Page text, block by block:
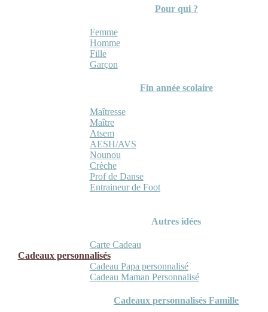
Pour qui ?
Femme
Homme
Fille
Garçon
Fin année scolaire
Maîtresse
Maître
Atsem
AESH/AVS
Nounou
Crèche
Prof de Danse
Entraineur de Foot
Autres idées
Carte Cadeau
Cadeaux personnalisés
Cadeau Papa personnalisé
Cadeau Maman Personnalisé
Cadeaux personnalisés Famille